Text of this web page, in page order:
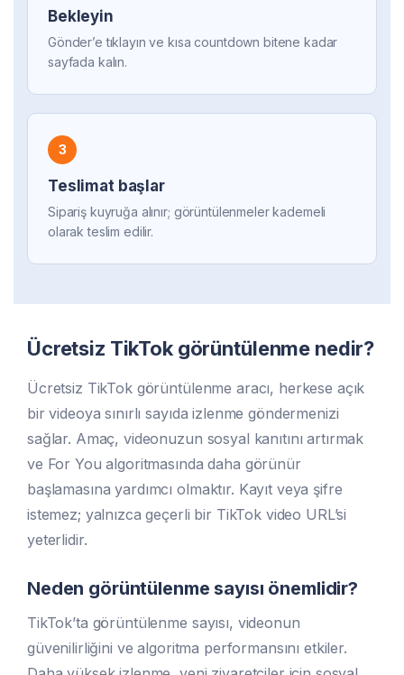
Bekleyin
Gönder’e tıklayın ve kısa countdown bitene kadar
sayfada kalın.
3
Teslimat başlar
Sipariş kuyruğa alınır; görüntülenmeler kademeli
olarak teslim edilir.
Ücretsiz TikTok görüntülenme nedir?
Ücretsiz TikTok görüntülenme aracı, herkese açık
bir videoya sınırlı sayıda izlenme göndermenizi
sağlar. Amaç, videonuzun sosyal kanıtını artırmak
ve For You algoritmasında daha görünür
başlamasına yardımcı olmaktır. Kayıt veya şifre
istemez; yalnızca geçerli bir TikTok video URL’si
yeterlidir.
Neden görüntülenme sayısı önemlidir?
TikTok’ta görüntülenme sayısı, videonun
güvenilirliğini ve algoritma performansını etkiler.